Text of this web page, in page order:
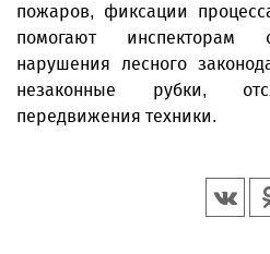
пожаров, фиксации
помогают инспекторам
нарушения лесного
незаконные рубки,
передвижения техники.